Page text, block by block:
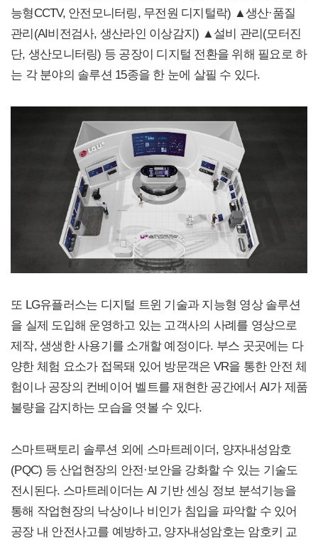
능형CCTV, 안전모니터링, 무전원 디지털락) ▲생산·품질
관리(AI비전검사, 생산라인 이상감지) ▲설비 관리(모터진
단, 생산모니터링) 등 공장이 디지털 전환을 위해 필요로 하
는 각 분야의 솔루션 15종을 한 눈에 살필 수 있다.
또 LG유플러스는 디지털 트윈 기술과 지능형 영상 솔루션
을 실제 도입해 운영하고 있는 고객사의 사례를 영상으로
제작, 생생한 사용기를 소개할 예정이다. 부스 곳곳에는 다
양한 체험 요소가 접목돼 있어 방문객은 VR을 통한 안전 체
험이나 공장의 컨베이어 벨트를 재현한 공간에서 AI가 제품
불량을 감지하는 모습을 엿볼 수 있다.
스마트팩토리 솔루션 외에 스마트레이더, 양자내성암호
(PQC) 등 산업현장의 안전·보안을 강화할 수 있는 기술도
전시된다. 스마트레이더는 AI 기반 센싱 정보 분석기능을
통해 작업현장의 낙상이나 비인가 침입을 파악할 수 있어
공장 내 안전사고를 예방하고, 양자내성암호는 암호키 교